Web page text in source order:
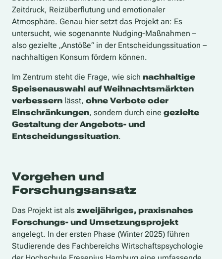
Zeitdruck, Reizüberflutung und emotionaler
Atmosphäre. Genau hier setzt das Projekt an: Es
untersucht, wie sogenannte Nudging-Maßnahmen –
also gezielte „Anstöße“ in der Entscheidungssituation –
nachhaltigen Konsum fördern können.
Im Zentrum steht die Frage, wie sich nachhaltige
Speisenauswahl auf Weihnachtsmärkten
verbessern lässt, ohne Verbote oder
Einschränkungen, sondern durch eine gezielte
Gestaltung der Angebots- und
Entscheidungssituation.
Vorgehen und
Forschungsansatz
Das Projekt ist als zweijähriges, praxisnahes
Forschungs- und Umsetzungsprojekt
angelegt. In der ersten Phase (Winter 2025) führen
Studierende des Fachbereichs Wirtschaftspsychologie